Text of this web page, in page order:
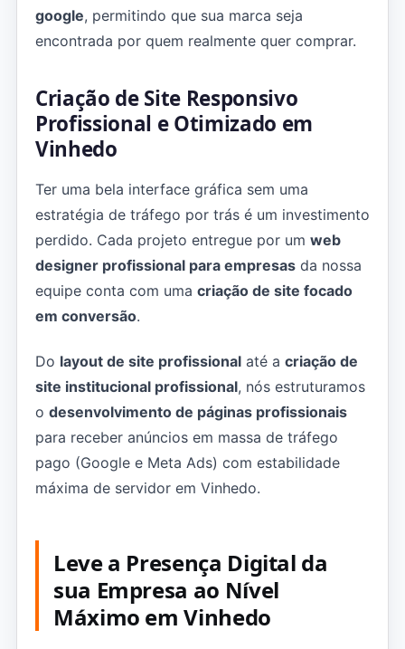
google, permitindo que sua marca seja
encontrada por quem realmente quer comprar.
Criação de Site Responsivo
Profissional e Otimizado em
Vinhedo
Ter uma bela interface gráfica sem uma
estratégia de tráfego por trás é um investimento
perdido. Cada projeto entregue por um web
designer profissional para empresas da nossa
equipe conta com uma criação de site focado
em conversão.
Do layout de site profissional até a criação de
site institucional profissional, nós estruturamos
o desenvolvimento de páginas profissionais
para receber anúncios em massa de tráfego
pago (Google e Meta Ads) com estabilidade
máxima de servidor em Vinhedo.
Leve a Presença Digital da
sua Empresa ao Nível
Máximo em Vinhedo